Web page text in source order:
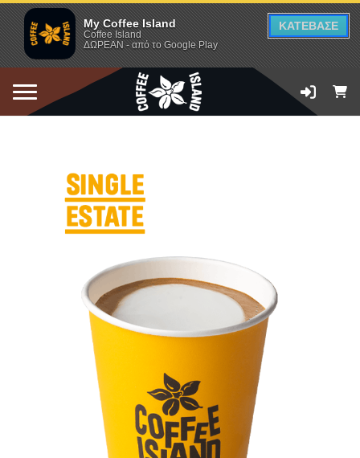
My Coffee Island
Coffee Island
ΔΩΡΕΑΝ - από το Google Play
ΚΑΤΕΒΑΣΕ